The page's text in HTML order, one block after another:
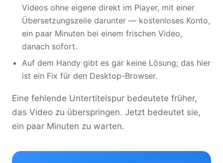
Videos ohne eigene direkt im Player, mit einer
Übersetzungszeile darunter — kostenloses Konto,
ein paar Minuten bei einem frischen Video,
danach sofort.
Auf dem Handy gibt es gar keine Lösung; das hier
ist ein Fix für den Desktop-Browser.
Eine fehlende Untertitelspur bedeutete früher,
das Video zu überspringen. Jetzt bedeutet sie,
ein paar Minuten zu warten.